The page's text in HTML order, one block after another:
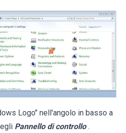
Logo" nell'angolo in basso a
Pannello di controllo .